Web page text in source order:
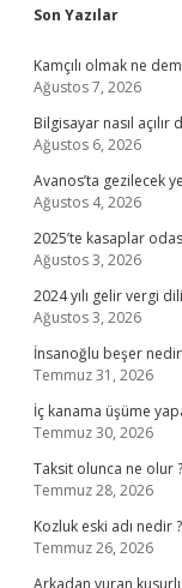
Sidebar
Son Yazılar
Kamçılı olmak ne
Ağustos 7, 2026
Bilgisayar nasıl açılır
Ağustos 6, 2026
Avanos’ta gezilecek
Ağustos 4, 2026
2025’te kasaplar
Ağustos 3, 2026
2024 yılı gelir vergi
Ağustos 3, 2026
İnsanoğlu beşer
Temmuz 31, 2026
İç kanama üşüme
Temmuz 30, 2026
Taksit olunca ne olur ?
Temmuz 28, 2026
Kozluk eski adı nedir ?
Temmuz 26, 2026
Arkadan vuran